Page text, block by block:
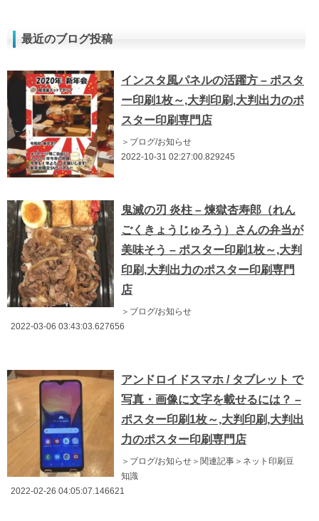
最近のブログ投稿
インスタ風パネルの活躍方 – ポスタ
ー印刷1枚～,大判印刷,大判出力のポ
スター印刷専門店
＞ブログ/お知らせ
2022-10-31 02:27:00.829245
鬼滅の刃 炎柱 – 煉獄杏寿郎（れん
ごくきょうじゅろう）さんの弁当が
美味そう – ポスター印刷1枚～,大判
印刷,大判出力のポスター印刷専門
店
＞ブログ/お知らせ
2022-03-06 03:43:03.627656
アンドロイドスマホ / タブレット で
写真・画像に文字を載せるには？ –
ポスター印刷1枚～,大判印刷,大判出
力のポスター印刷専門店
＞ブログ/お知らせ＞関連記事＞ネット印刷豆
知識
2022-02-26 04:05:07.146621